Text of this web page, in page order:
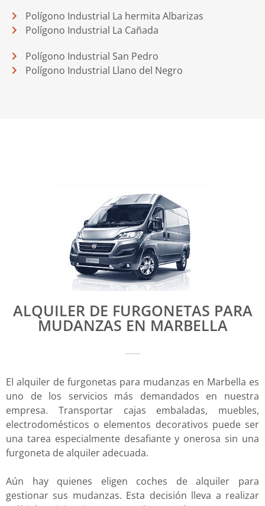
Polígono Industrial La hermita Albarizas
Polígono Industrial La Cañada
Polígono Industrial San Pedro
Polígono Industrial Llano del Negro
ALQUILER DE FURGONETAS PARA
MUDANZAS EN MARBELLA
El alquiler de furgonetas para mudanzas en Marbella es
uno de los servicios más demandados en nuestra
empresa. Transportar cajas embaladas, muebles,
electrodomésticos o elementos decorativos puede ser
una tarea especialmente desafiante y onerosa sin una
furgoneta de alquiler adecuada.
Aún hay quienes eligen coches de alquiler para
gestionar sus mudanzas. Esta decisión lleva a realizar